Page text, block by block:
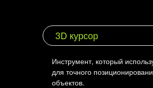
3D курсор
Инструмент, который
для точного
объектов.